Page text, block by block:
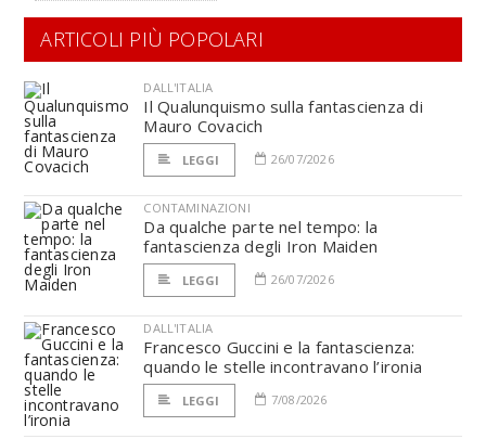
ARTICOLI PIÙ POPOLARI
DALL'ITALIA
Il Qualunquismo sulla fantascienza di
Mauro Covacich
LEGGI 26/07/2026
CONTAMINAZIONI
Da qualche parte nel tempo: la
fantascienza degli Iron Maiden
LEGGI 26/07/2026
DALL'ITALIA
Francesco Guccini e la fantascienza:
quando le stelle incontravano l’ironia
LEGGI 7/08/2026